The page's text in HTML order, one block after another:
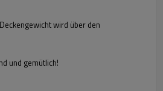
wird über den
und gemütlich!